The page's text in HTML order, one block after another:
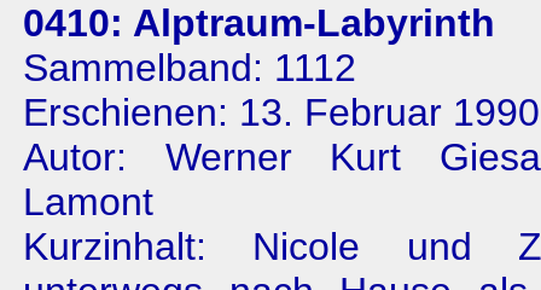
0410: Alptraum-Labyrinth
Sammelband: 1112
Erschienen: 13. Februar 1990
Autor: Werner Kurt
Lamont
Kurzinhalt: Nicole und